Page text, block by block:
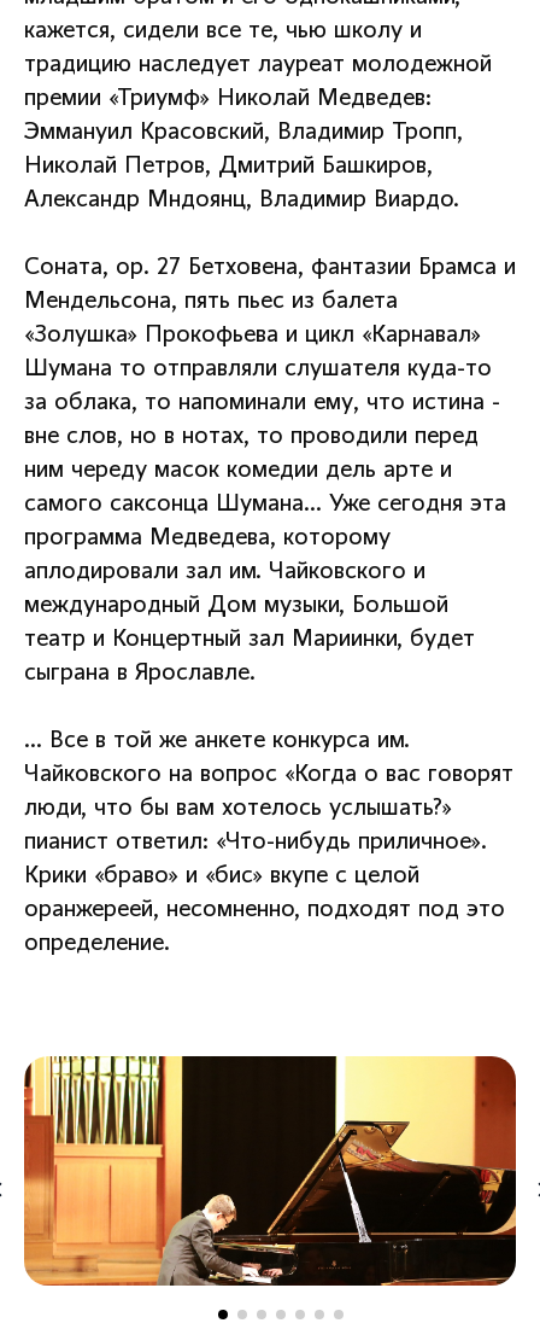
кажется, сидели все те, чью школу и
традицию наследует лауреат молодежной
премии «Триумф» Николай Медведев:
Эммануил Красовский, Владимир Тропп,
Николай Петров, Дмитрий Башкиров,
Александр Мндоянц, Владимир Виардо.
Соната, ор. 27 Бетховена, фантазии Брамса и
Мендельсона, пять пьес из балета
«Золушка» Прокофьева и цикл «Карнавал»
Шумана то отправляли слушателя куда-то
за облака, то напоминали ему, что истина -
вне слов, но в нотах, то проводили перед
ним череду масок комедии дель арте и
самого саксонца Шумана… Уже сегодня эта
программа Медведева, которому
аплодировали зал им. Чайковского и
международный Дом музыки, Большой
театр и Концертный зал Мариинки, будет
сыграна в Ярославле.
… Все в той же анкете конкурса им.
Чайковского на вопрос «Когда о вас говорят
люди, что бы вам хотелось услышать?»
пианист ответил: «Что-нибудь приличное».
Крики «браво» и «бис» вкупе с целой
оранжереей, несомненно, подходят под это
определение.